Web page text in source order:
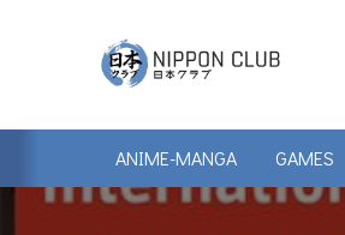
ANIME-MANGA GAMES